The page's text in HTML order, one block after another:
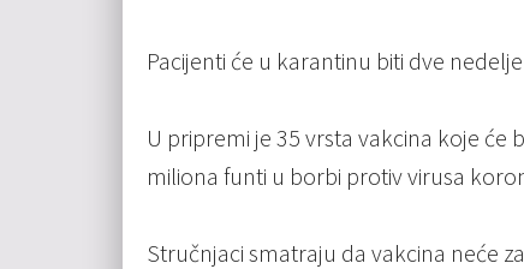
Pacijenti će u karantinu biti dve
U pripremi je 35 vrsta vakcina koje će
miliona funti u borbi protiv virusa
Stručnjaci smatraju da vakcina neće